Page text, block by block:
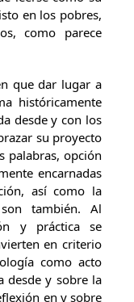
en los pobres,
como parece
que dar lugar a
históricamente
desde y con los
su proyecto
palabras, opción
encarnadas
así como la
también. Al
y práctica se
en criterio
como acto
desde y sobre la
en y sobre